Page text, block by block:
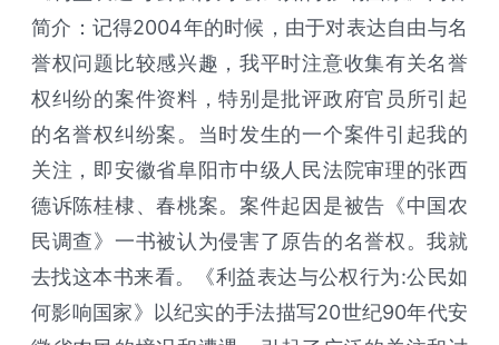
简介：记得2004年的时候，由于对表达自由与名
誉权问题比较感兴趣，我平时注意收集有关名誉
权纠纷的案件资料，特别是批评政府官员所引起
的名誉权纠纷案。当时发生的一个案件引起我的
关注，即安徽省阜阳市中级人民法院审理的张西
德诉陈桂棣、春桃案。案件起因是被告《中国农
民调查》一书被认为侵害了原告的名誉权。我就
去找这本书来看。《利益表达与公权行为:公民如
何影响国家》以纪实的手法描写20世纪90年代安